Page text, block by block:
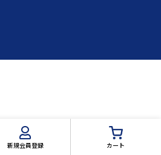
新規会員登録 カート